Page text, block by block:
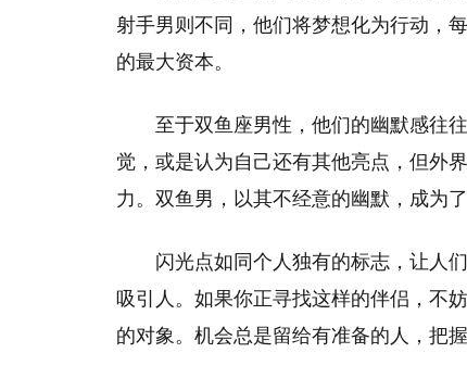
射手男则不同，他们将梦想化为行动，
的最大资本。
至于双鱼座男性，他们的幽默感往
觉，或是认为自己还有其他亮点，但外
力。双鱼男，以其不经意的幽默，成为
闪光点如同个人独有的标志，让人
吸引人。如果你正寻找这样的伴侣，不
的对象。机会总是留给有准备的人，把